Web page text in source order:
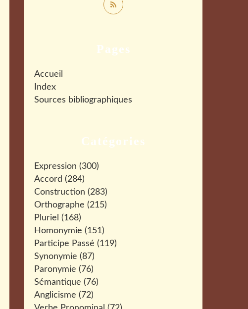
Catégories
Expression (300)
Accord (284)
Construction (283)
Orthographe (215)
Pluriel (168)
Homonymie (151)
Participe Passé (119)
Synonymie (87)
Paronymie (76)
Sémantique (76)
Anglicisme (72)
Pages
Accueil
Index
Sources bibliographiques